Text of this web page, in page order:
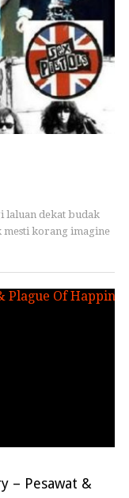
laluan dekat budak
mesti korang imagine
– Pesawat &